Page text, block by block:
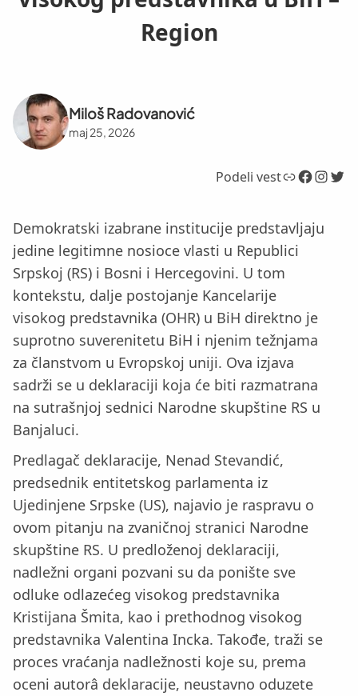
Region
Miloš Radovanović
maj 25, 2026
Podeli vestLink Facebook InstagramTwitter
Demokratski izabrane institucije predstavljaju
jedine legitimne nosioce vlasti u Republici
Srpskoj (RS) i Bosni i Hercegovini. U tom
kontekstu, dalje postojanje Kancelarije
visokog predstavnika (OHR) u BiH direktno je
suprotno suverenitetu BiH i njenim težnjama
za članstvom u Evropskoj uniji. Ova izjava
sadrži se u deklaraciji koja će biti razmatrana
na sutrašnjoj sednici Narodne skupštine RS u
Banjaluci.
Predlagač deklaracije, Nenad Stevandić,
predsednik entitetskog parlamenta iz
Ujedinjene Srpske (US), najavio je raspravu o
ovom pitanju na zvaničnoj stranici Narodne
skupštine RS. U predloženoj deklaraciji,
nadležni organi pozvani su da ponište sve
odluke odlazećeg visokog predstavnika
Kristijana Šmita, kao i prethodnog visokog
predstavnika Valentina Incka. Takođe, traži se
proces vraćanja nadležnosti koje su, prema
oceni autorâ deklaracije, neustavno oduzete